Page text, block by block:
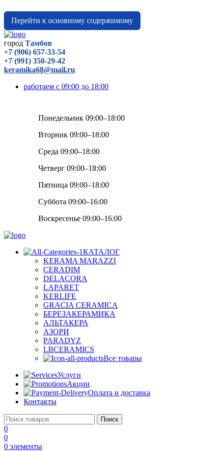
Перейти к основному содержимому
город Тамбов
+7 (906) 657-33-54
+7 (991) 350-29-42
keramika68@mail.ru
работаем с 09:00 до 18:00
Понедельник 09:00–18:00
Вторник 09:00–18:00
Среда 09:00–18:00
Четверг 09:00–18:00
Пятница 09:00–18:00
Суббота 09:00–16:00
Воскресенье 09:00–16:00
КАТАЛОГ
KERAMA MARAZZI
CERADIM
DELACORA
LAPARET
KERLIFE
GRACIA CERAMICA
БЕРЕЗАКЕРАМИКА
АЛЬТАКЕРА
АЗОРИ
PARADYZ
LBCERAMICS
Все товары
Услуги
Акции
Оплата и доставка
Контакты
Поиск
0
0
0 элементы